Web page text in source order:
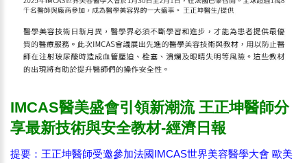
IMCAS醫美盛會引領新潮流 王正坤醫師分
享最新技術與安全教材-經濟日報
提要：王正坤醫師受邀參加法國IMCAS世界美容醫學大會 歐美